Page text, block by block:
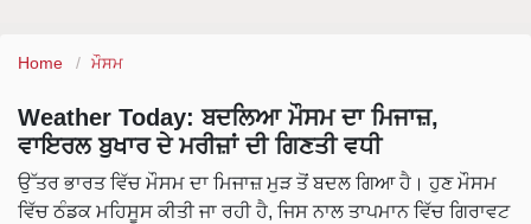
Home ਮੌਸਮ
Weather Today: ਬਦਲਿਆ ਮੌਸਮ ਦਾ ਮਿਜਾਜ਼,
ਵਾਇਰਲ ਬੁਖਾਰ ਦੇ ਮਰੀਜ਼ਾਂ ਦੀ ਗਿਣਤੀ ਵਧੀ
ਉੱਤਰ ਭਾਰਤ ਵਿੱਚ ਮੌਸਮ ਦਾ ਮਿਜਾਜ਼ ਮੁੜ ਤੋਂ ਬਦਲ ਗਿਆ ਹੈ। ਹੁਣ ਮੌਸਮ
ਵਿੱਚ ਠੰਡਕ ਮਹਿਸੂਸ ਕੀਤੀ ਜਾ ਰਹੀ ਹੈ, ਜਿਸ ਨਾਲ ਤਾਪਮਾਨ ਵਿੱਚ ਗਿਰਾਵਟ